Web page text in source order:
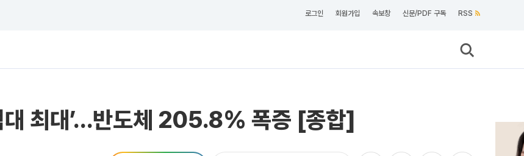
로그인 회원가입 속보창 신문/PDF 구독 RSS
최대’…반도체 205.8% 폭증 [종합]